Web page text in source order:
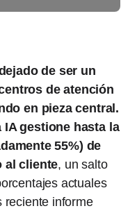
de ser un
de atención
en pieza central.
IA gestione hasta la
55%) de
al cliente, un salto
actuales
reciente informe